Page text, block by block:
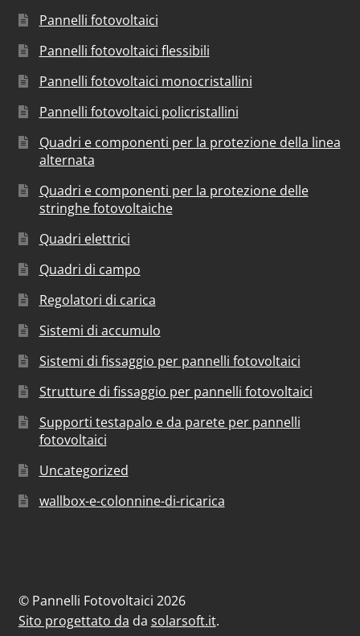
Pannelli fotovoltaici
Pannelli fotovoltaici flessibili
Pannelli fotovoltaici monocristallini
Pannelli fotovoltaici policristallini
Quadri e componenti per la protezione della linea
alternata
Quadri e componenti per la protezione delle
stringhe fotovoltaiche
Quadri elettrici
Quadri di campo
Regolatori di carica
Sistemi di accumulo
Sistemi di fissaggio per pannelli fotovoltaici
Strutture di fissaggio per pannelli fotovoltaici
Supporti testapalo e da parete per pannelli
fotovoltaici
Uncategorized
wallbox-e-colonnine-di-ricarica
© Pannelli Fotovoltaici 2026
Sito progettato da da solarsoft.it.